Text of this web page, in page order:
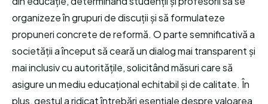
organizeze în grupuri de discuții și să formulateze
propuneri concrete de reformă. O parte semnificativă a
societății a început să ceară un dialog mai transparent și
mai inclusiv cu autoritățile, solicitând măsuri care să
asigure un mediu educațional echitabil și de calitate. În
plus, gestul a ridicat întrebări esențiale despre valoarea